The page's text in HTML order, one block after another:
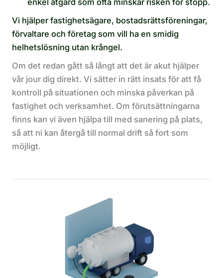
enkel åtgärd som ofta minskar risken för stopp.
Vi hjälper fastighetsägare, bostadsrättsföreningar,
förvaltare och företag som vill ha en smidig
helhetslösning utan krångel.
Om det redan gått så långt att det är akut hjälper
vår jour dig direkt. Vi sätter in rätt insats för att få
kontroll på situationen och minska påverkan på
fastighet och verksamhet. Om förutsättningarna
finns kan vi även hjälpa till med sanering på plats,
så att ni kan återgå till normal drift så fort som
möjligt.